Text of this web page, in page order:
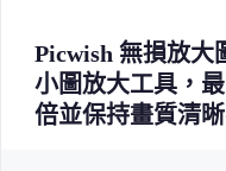
Picwish 無損放大
小圖放大工具，
倍並保持畫質清